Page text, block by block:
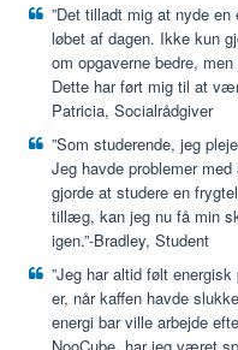
”Det tilladt mig at nyde
løbet af dagen. Ikke kun
om opgaverne bedre,
Dette har ført mig til at
Patricia, Socialrådgiver
”Som studerende, jeg
Jeg havde problemer
gjorde at studere en
tillæg, kan jeg nu få min
igen.”-Bradley, Student
”Jeg har altid følt
er, når kaffen havde
energi bar ville arbejde